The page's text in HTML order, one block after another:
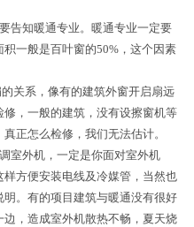
知暖通专业。暖通专业一定要
一般是百叶窗的50%，这个因素
关系，像有的建筑外窗开启扇远
，一般的建筑，没有设擦窗机等
正怎么检修，我们无法估计。
外机，一定是你面对室外机
方便安装电线及冷媒管，当然也
。有的项目建筑与暖通没有很好
，造成室外机散热不畅，夏天烧